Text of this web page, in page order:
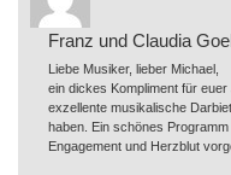
Franz und Claudia
Liebe Musiker, lieber Michael,
ein dickes Kompliment für
exzellente musikalische
haben. Ein schönes
Engagement und Herzblut